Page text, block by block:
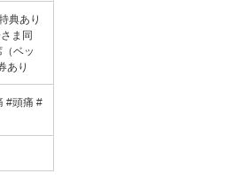
典あり
ま同
ベッ
あり
#頭痛 #